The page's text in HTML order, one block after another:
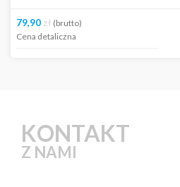
79,90 zł (brutto)
Cena detaliczna
KONTAKT
Z NAMI